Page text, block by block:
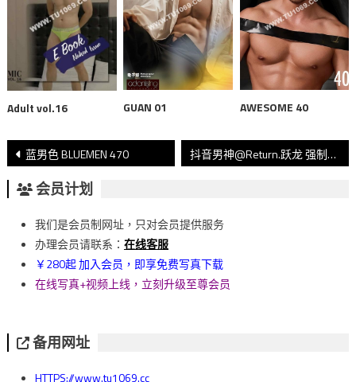
Adult vol.16 GUAN 01 AWESOME 40
文
章
導
覽
蓝男色 BLUEMEN 470 抖音男神@Return.跃龙 强制取精
会员计划
我们是会员制网址，只对会员提供服务
办理会员请联系： 在线客服
￥280起 加入会员，即享免费写真下载
在线写真+视频上线，立刻升级至尊会员
备用网址
HTTPS://www.tu1069.cc